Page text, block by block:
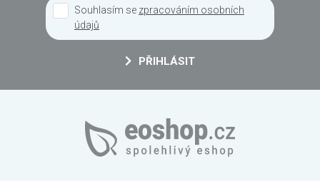
Souhlasím se zpracováním osobních
údajů
PŘIHLÁSIT